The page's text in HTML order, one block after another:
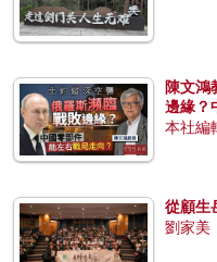
陳文鴻
邊緣？
本社編
從顧生
劉家美